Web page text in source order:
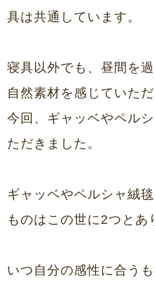
具は共通しています。
寝具以外でも、昼間を
自然素材を感じていた
今回、ギャッベやペル
ただきました。
ギャッベやペルシャ絨
ものはこの世に2つとあ
いつ自分の感性に合う